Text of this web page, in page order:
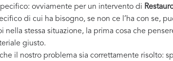
ovviamente per un intervento di
di cui ha bisogno, se non ce l’ha con se,
nella stessa situazione, la prima cosa che
giusto.
che il nostro problema sia correttamente risolto: